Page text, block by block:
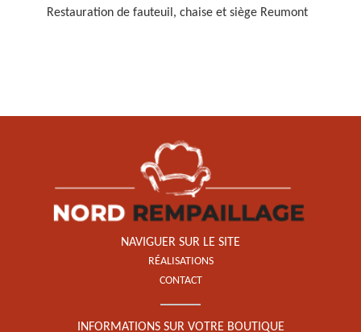
Restauration de fauteuil, chaise et siège Reumont
NAVIGUER SUR LE SITE
RÉALISATIONS
CONTACT
INFORMATIONS SUR VOTRE BOUTIQUE